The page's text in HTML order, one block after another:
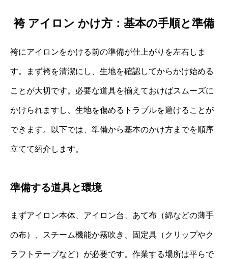
袴 アイロン かけ方：基本の手順と準備
袴にアイロンをかける前の準備が仕上がりを左右しま
す。まず袴を清潔にし、生地を確認してからかけ始める
ことが大切です。必要な道具を揃えておけばスムーズに
かけられますし、生地を傷めるトラブルを避けることが
できます。以下では、準備から基本のかけ方までを順序
立てて紹介します。
準備する道具と環境
まずアイロン本体、アイロン台、あて布（綿などの薄手
の布）、スチーム機能か霧吹き、固定具（クリップやク
ラフトテープなど）が必要です。作業する場所は平らで